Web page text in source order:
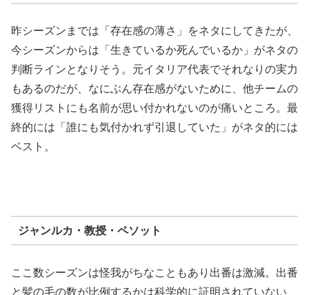
昨シーズンまでは「存在感の薄さ」をネタにしてきたが、
今シーズンからは「生きているか死んでいるか」がネタの
判断ラインとなりそう。元イタリア代表でそれなりの実力
もあるのだが、なにぶん存在感がないために、他チームの
獲得リストにも名前が思い付かれないのが痛いところ。最
終的には「誰にも気付かれず引退していた」がネタ的には
ベスト。
ジャンルカ・教授・ペソット
ここ数シーズンは怪我がちなこともあり出番は激減。出番
と髪の毛の数が比例するかは科学的に証明されていない